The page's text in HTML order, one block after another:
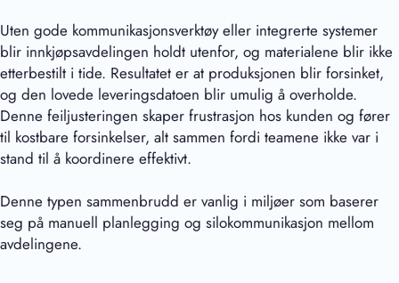
Uten gode kommunikasjonsverktøy eller integrerte systemer
blir innkjøpsavdelingen holdt utenfor, og materialene blir ikke
etterbestilt i tide. Resultatet er at produksjonen blir forsinket,
og den lovede leveringsdatoen blir umulig å overholde.
Denne feiljusteringen skaper frustrasjon hos kunden og fører
til kostbare forsinkelser, alt sammen fordi teamene ikke var i
stand til å koordinere effektivt.
Denne typen sammenbrudd er vanlig i miljøer som baserer
seg på manuell planlegging og silokommunikasjon mellom
avdelingene.